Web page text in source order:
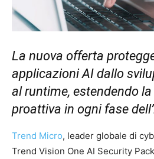
La nuova offerta
applicazioni AI dallo
al runtime, estendendo
proattiva in ogni fase
Trend Micro, leader globale di
Trend Vision One AI Security